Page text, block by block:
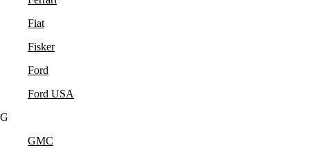
Fiat
Fisker
Ford
Ford USA
G
GMC